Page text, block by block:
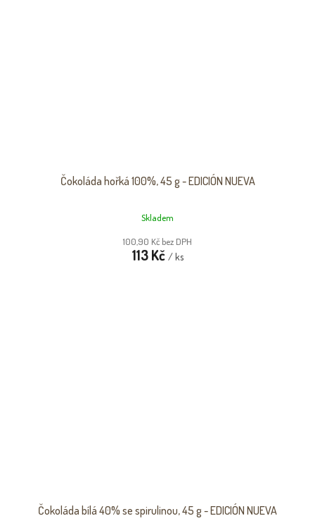
Čokoláda hořká 100%, 45 g - EDICIÓN NUEVA
Skladem
100,90 Kč bez DPH
113 Kč / ks
Čokoláda bílá 40% se spirulinou, 45 g - EDICIÓN NUEVA